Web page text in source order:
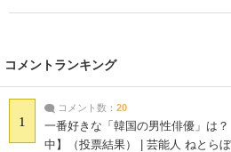
コメントランキング
1
コメント数： 20
一番好きな「韓国の男性俳優」は
中】（投票結果） | 芸能人 ねとら